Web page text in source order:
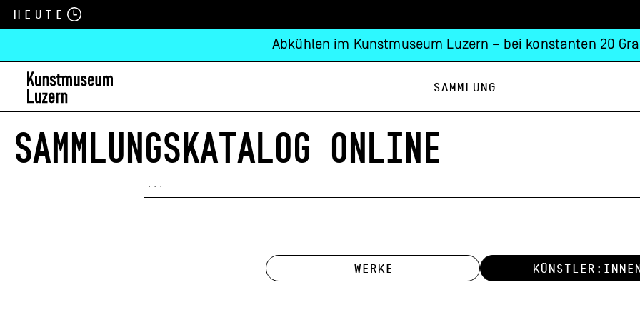
Heute
Abkühlen im Kunstmuseum Luzern – bei konstanten 20
Sammlung
SAMMLUNGSKATALOG ONLINE
WERKE